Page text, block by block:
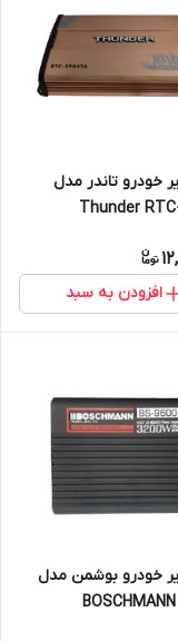
خودرو تاندر مدل
Thunder
افزودن به سبد
خودرو بوشمن مدل